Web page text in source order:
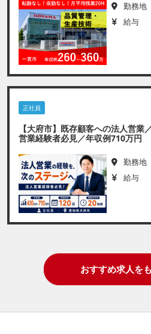
勤務地
給与
正社員
【大府市】既存顧客への法人営業
営業経験者必見／年収例710万円
勤務地
給与
おすすめ求人を